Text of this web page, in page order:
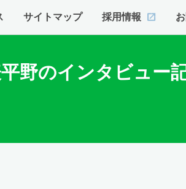
サイトマップ 採用情報
野のインタビュー